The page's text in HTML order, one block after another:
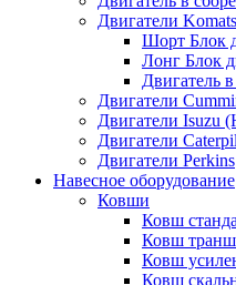
Двигатели
Шорт Блок
Лонг Блок
Двигатель
Двигатели
Двигатели Isuzu
Двигатели
Двигатели Perkins
Навесное оборудование
Ковши
Ковш
Ковш
Ковш
Ковш